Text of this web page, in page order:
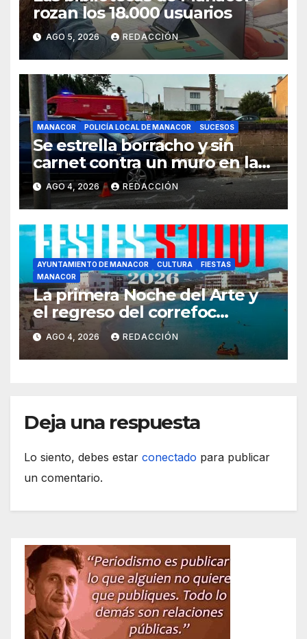
rozan los 18.000 usuarios
AGO 5, 2026 REDACCIÓN
MANACOR POLICÍA LOCAL DE MANACOR SUCESOS
Se estrella borracho y sin
carnet contra un muro en la
ronda del Port de Manacor y
lo destroza
AGO 4, 2026 REDACCIÓN
AYUNTAMIENTO DE MANACOR CULTURA
FIESTAS
MANACOR
La primera Noche del Arte y
el regreso del correfoc
marcan las Fiestas de Verano
de S’Illot 2026
AGO 4, 2026 REDACCIÓN
Deja una respuesta
Lo siento, debes estar conectado para publicar
un comentario.